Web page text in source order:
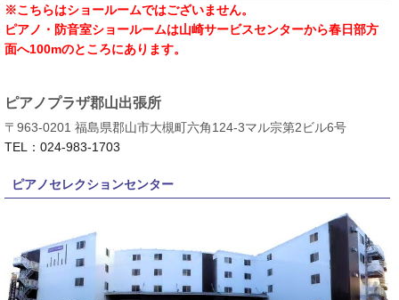
※こちらはショールームではございません。
ピアノ・防音室ショールームは山崎サービスセンターから春日部方
面へ100mのところにあります。
ピアノプラザ郡山出張所
〒963-0201 福島県郡山市大槻町六角124-3マル宗第2ビル6号
TEL：024-983-1703
ピアノセレクションセンター